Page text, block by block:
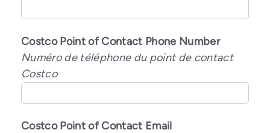
Costco Point of Contact Phone Number
Numéro de téléphone du point de contact
Costco
Costco Point of Contact Email